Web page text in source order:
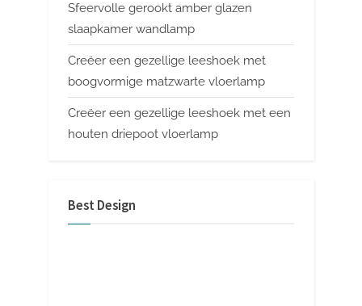
Sfeervolle gerookt amber glazen
slaapkamer wandlamp
Creëer een gezellige leeshoek met
boogvormige matzwarte vloerlamp
Creëer een gezellige leeshoek met een
houten driepoot vloerlamp
Best Design